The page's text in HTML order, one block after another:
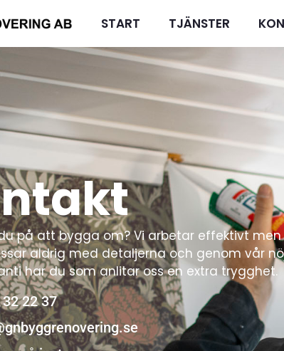
START TJÄNSTER
på att bygga om? Vi arbetar effektivt men
aldrig med detaljerna och genom vår
har du som anlitar oss en extra trygghet.
22 37